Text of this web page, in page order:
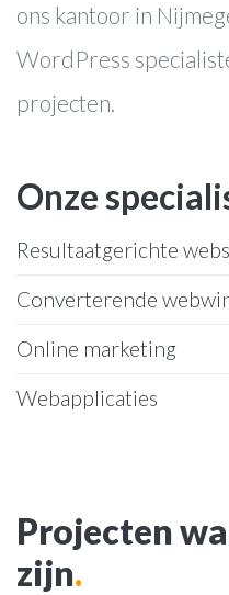
ons kantoor in
WordPress
projecten.
Onze
Resultaatgerichte
Converterende
Online marketing
Webapplicaties
Projecten
zijn.